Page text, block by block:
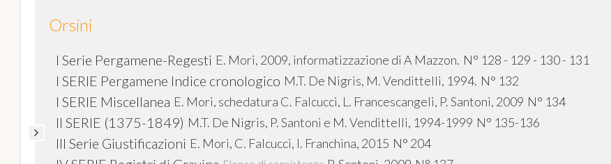
Orsini
I Serie Pergamene-Regesti E. Mori, 2009, informatizzazione di A Mazzon. N° 128 - 129 - 130 - 131
I SERIE Pergamene Indice cronologico M.T. De Nigris, M. Vendittelli, 1994. N° 132
I SERIE Miscellanea E. Mori, schedatura C. Falcucci, L. Francescangeli, P. Santoni, 2009 N° 134
II SERIE (1375-1849) M.T. De Nigris, P. Santoni e M. Vendittelli, 1994-1999 N° 135-136
III Serie Giustificazioni E. Mori, C. Falcucci, I. Franchina, 2015 N° 204